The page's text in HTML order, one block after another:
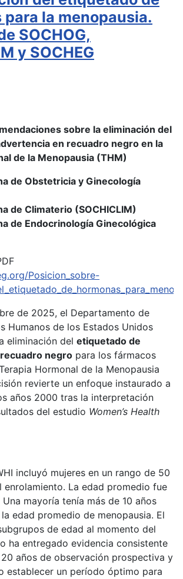
para la menopausia.
SOCHOG,
y SOCHEG
sobre la eliminación del
en recuadro negro en la
de la Menopausia (THM)
de Obstetricia y Ginecología
de Climaterio (SOCHICLIM)
de Endocrinología Ginecológica
Posicion_sobre-
de 2025, el Departamento de
Humanos de los Estados Unidos
eliminación del etiquetado de
negro para los fármacos
Hormonal de la Menopausia
revierte un enfoque instaurado a
años 2000 tras la interpretación
del estudio Women’s Health
incluyó mujeres en un rango de 50
enrolamiento. La edad promedio fue
mayoría tenía más de 10 años
edad promedio de menopausia. El
de edad al momento del
ha entregado evidencia consistente
años de observación prospectiva y
establecer un período óptimo para